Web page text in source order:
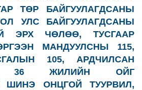
ТӨР БАЙГУУЛАГДСАНЫ
УЛС БАЙГУУЛАГДСАНЫ
ЭРХ ЧӨЛӨӨ, ТУСГААР
МАНДУУЛСНЫ 115,
105, АРДЧИЛСАН
36 ЖИЛИЙН ОЙГ
ШИНЭ ОНЦГОЙ ТУУРВИЛ,